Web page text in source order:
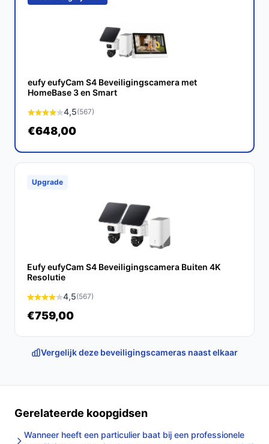
De eufy Security S3 Pro Buitencamera's bieden een
uitstekende combinatie van technologie, gebruiksgemak
en betrouwbaarheid. Met zijn unieke functies en
voordelen is dit een uitstekende keuze voor iedereen
die zijn eigendommen wil beveiligen.
Ontdek alle specificaties en vergelijk prijzen op
bestebeveiligingscamera.nl. Kies bewust wat perfect
past bij jouw behoeften!
eufy eufyCam S4 Beveiligingscamera met
HomeBase 3 en Smart
4,5(567)
€648,00
Upgrade
Eufy eufyCam S4 Beveiligingscamera Buiten 4K
Resolutie
4,5(567)
€759,00
Vergelijk deze beveiligingscameras naast elkaar
Gerelateerde koopgidsen
Wanneer heeft een particulier baat bij een professionele